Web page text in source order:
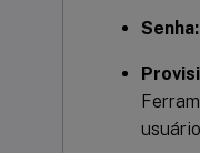
Senha: